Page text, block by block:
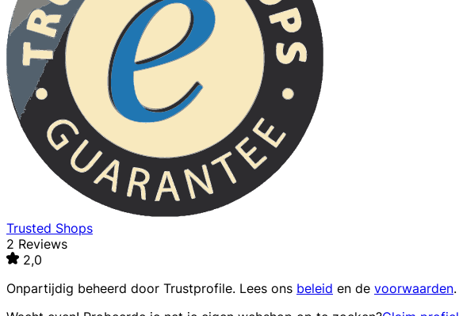
Trusted Shops
2 Reviews
2,0
Onpartijdig beheerd door Trustprofile. Lees ons beleid en de voorwaarden.